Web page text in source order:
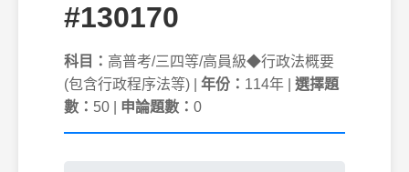
#130170
科目： 高普考/三四等/高員級◆行政法概要
(包含行政程序法等) | 年份： 114年 | 選擇題
數： 50 | 申論題數： 0